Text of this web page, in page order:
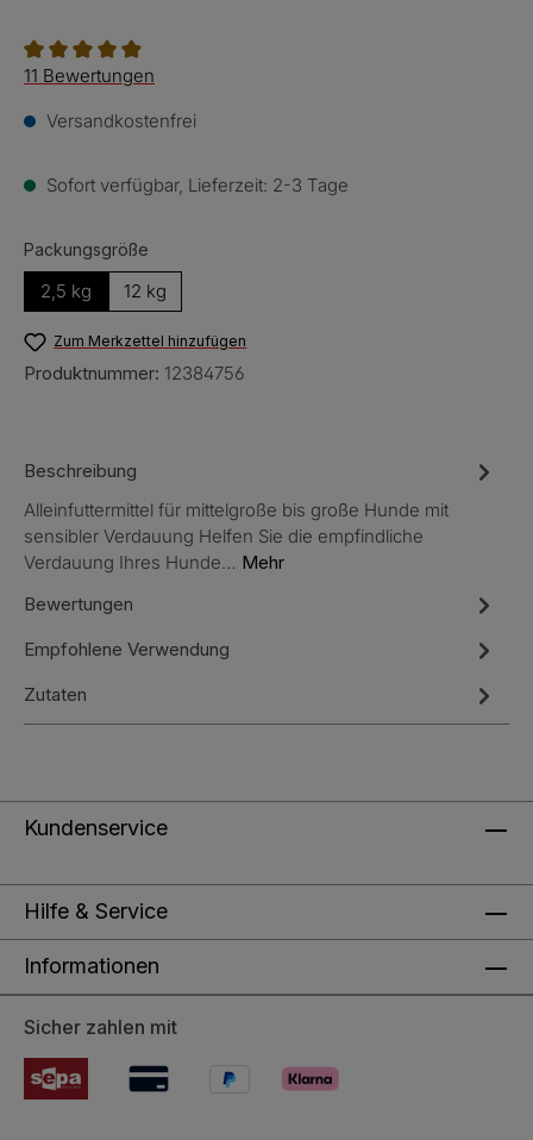
Durchschnittliche Bewertung von 4.9 von 5 Sternen
11 Bewertungen
Versandkostenfrei
Sofort verfügbar, Lieferzeit: 2-3 Tage
Packungsgröße
2,5 kg 12 kg
Zum Merkzettel hinzufügen
Produktnummer: 12384756
Beschreibung
Alleinfuttermittel für mittelgroße bis große Hunde mit
sensibler Verdauung Helfen Sie die empfindliche
Verdauung Ihres Hunde… Mehr
Bewertungen
Empfohlene Verwendung
Zutaten
Kundenservice
Hilfe & Service
Informationen
Sicher zahlen mit